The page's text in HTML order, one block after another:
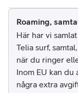
Roaming,
Här har vi
Telia surf,
när du ringer
Inom EU kan du
några extra